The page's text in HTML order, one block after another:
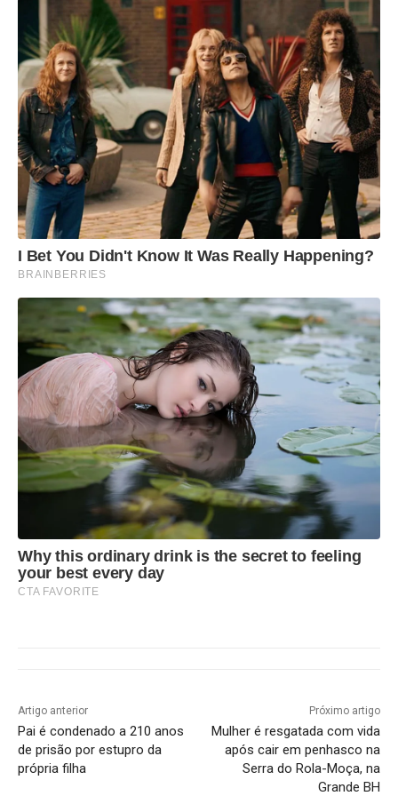
I Bet You Didn't Know It Was Really Happening?
BRAINBERRIES
Why this ordinary drink is the secret to feeling
your best every day
CTA FAVORITE
Artigo anterior
Pai é condenado a 210 anos
de prisão por estupro da
própria filha
Próximo artigo
Mulher é resgatada com vida
após cair em penhasco na
Serra do Rola-Moça, na
Grande BH